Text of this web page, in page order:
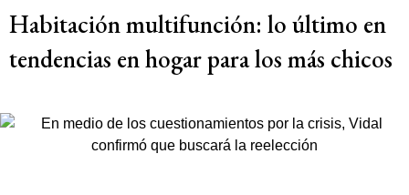
Habitación multifunción: lo último en
tendencias en hogar para los más chicos